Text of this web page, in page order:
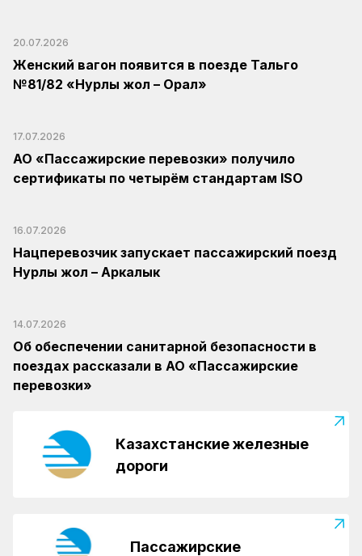
20.07.2026
Женский вагон появится в поезде Тальго
№81/82 «Нурлы жол – Орал»
17.07.2026
АО «Пассажирские перевозки» получило
сертификаты по четырём стандартам ISO
16.07.2026
Нацперевозчик запускает пассажирский поезд
Нурлы жол – Аркалык
14.07.2026
Об обеспечении санитарной безопасности в
поездах рассказали в АО «Пассажирские
перевозки»
Казахстанские железные
дороги
Пассажирские